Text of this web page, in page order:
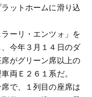
ットホームに滑り込
ーリ・エンツォ」を
今年３月１４日のダ
がグリーン席以上の
両Ｅ２６１系だ。
で、１列目の座席は